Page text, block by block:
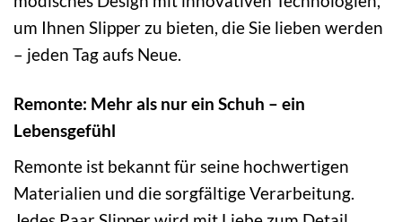
um Ihnen Slipper zu bieten, die Sie lieben werden
– jeden Tag aufs Neue.
Remonte: Mehr als nur ein Schuh – ein
Lebensgefühl
Remonte ist bekannt für seine hochwertigen
Materialien und die sorgfältige Verarbeitung.